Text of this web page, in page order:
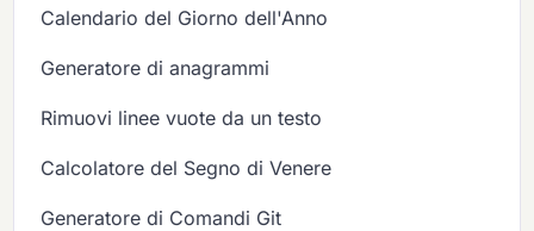
Calendario del Giorno dell'Anno
Generatore di anagrammi
Rimuovi linee vuote da un testo
Calcolatore del Segno di Venere
Generatore di Comandi Git